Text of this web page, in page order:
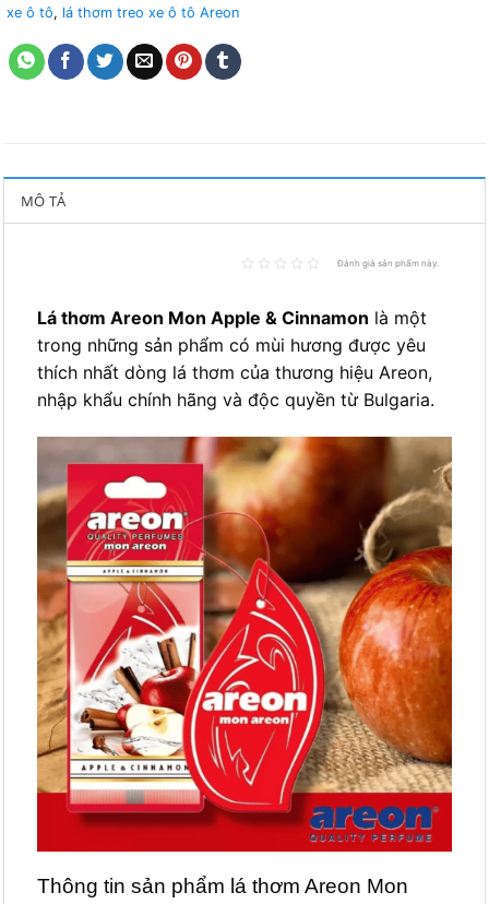
xe ô tô, lá thơm treo xe ô tô Areon
MÔ TẢ
Đánh giá sản phẩm này.
Lá thơm Areon Mon Apple & Cinnamon là một
trong những sản phẩm có mùi hương được yêu
thích nhất dòng lá thơm của thương hiệu Areon,
nhập khẩu chính hãng và độc quyền từ Bulgaria.
Thông tin sản phẩm lá thơm Areon Mon